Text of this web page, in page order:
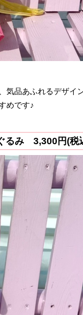
気品あふれるデザイ
めです♪
るみ 3,300円(税